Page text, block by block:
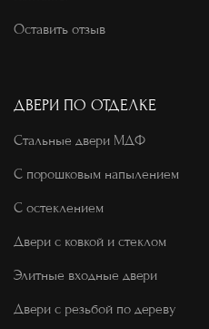
Оставить отзыв
ДВЕРИ ПО ОТДЕЛКЕ
Стальные двери МДФ
С порошковым напылением
С остеклением
Двери с ковкой и стеклом
Элитные входные двери
Двери с резьбой по дереву